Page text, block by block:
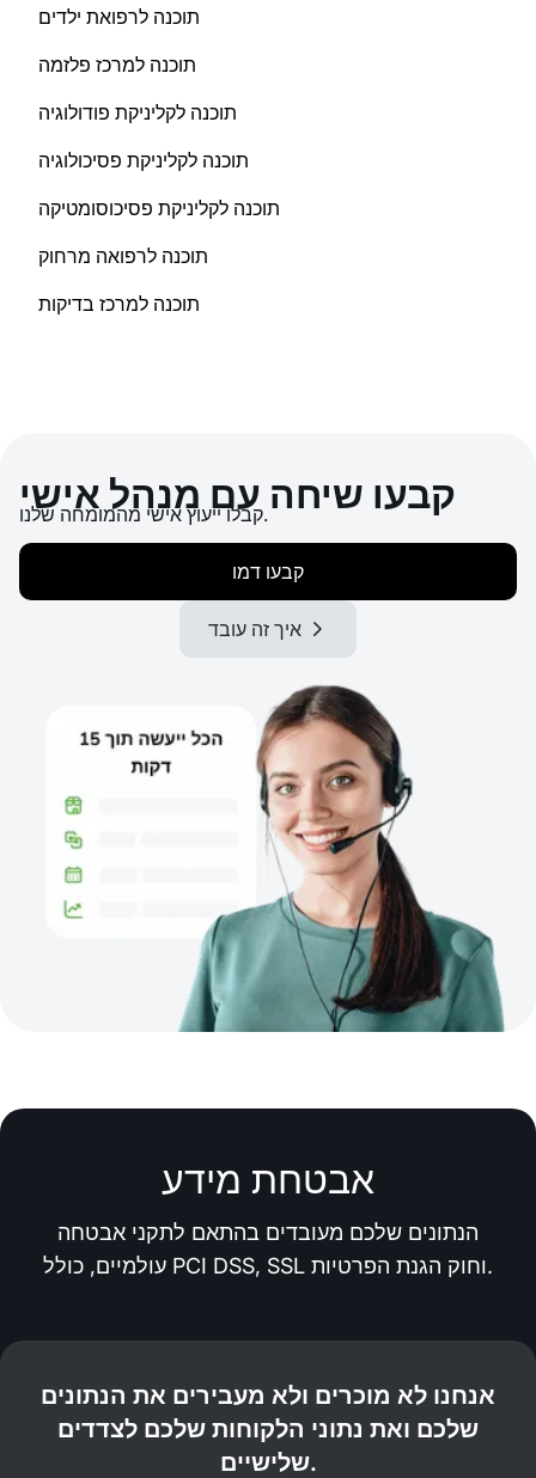
תוכנה לרפואת ילדים
תוכנה למרכז פלזמה
תוכנה לקליניקת פודולוגיה
תוכנה לקליניקת פסיכולוגיה
תוכנה לקליניקת פסיכוסומטיקה
תוכנה לרפואה מרחוק
תוכנה למרכז בדיקות
קבעו שיחה עם מנהל אישי
קבלו ייעוץ אישי מהמומחה שלנו.
קבעו דמו
איך זה עובד
אבטחת מידע
הנתונים שלכם מעובדים בהתאם לתקני אבטחה
עולמיים, כולל PCI DSS, SSL וחוק הגנת הפרטיות.
אנחנו לא מוכרים ולא מעבירים את הנתונים
שלכם ואת נתוני הלקוחות שלכם לצדדים
שלישיים.